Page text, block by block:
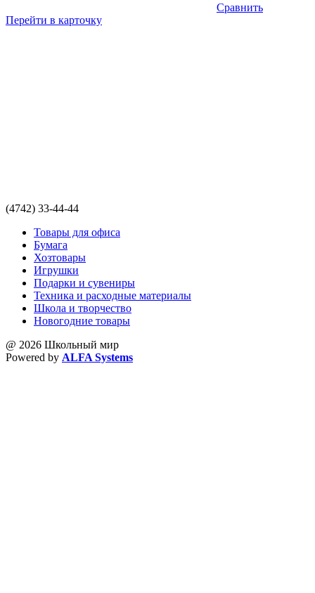
Сравнить
Перейти в карточку
(4742) 33-44-44
Товары для офиса
Бумага
Хозтовары
Игрушки
Подарки и сувениры
Техника и расходные материалы
Школа и творчество
Новогодние товары
@ 2026 Школьный мир
Powered by ALFA Systems